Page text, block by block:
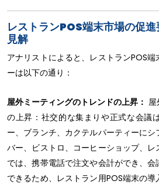
レストランPOS端末市場の促
見解
アナリストによると、レストランPOS
ーは以下の通り：
屋外ミーティングのトレンドの上昇： 屋
の上昇：社交的な集まりや正式な会議
ー、ブランチ、カクテルパーティーにシ
バー、ビストロ、コーヒーショップ、
では、携帯電話で注文や会計ができ、
できるため、レストラン用POS端末の